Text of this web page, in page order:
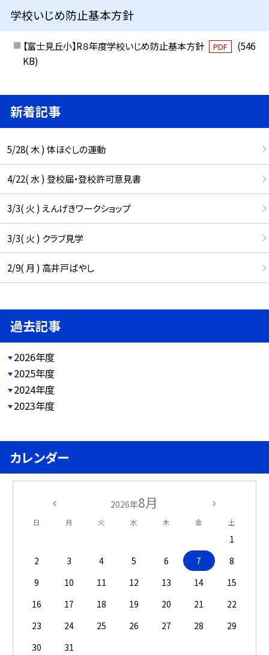
学校いじめ防止基本方針
【富士見丘小】R８年度学校いじめ防止基本方針 PDF
(546
KB)
新着記事
5/28( 木 ) 体ほぐしの運動
4/22( 水 ) 登校届・登校許可意見書
3/3( 火 ) えんげきワークショップ
3/3( 火 ) クラブ見学
2/9( 月 ) 高井戸ばやし
過去記事
2026年度
2025年度
2024年度
2023年度
カレンダー
2026年8月
日 月 火 水 木 金 土
1
2
3 4 5 6 7
8
9
10 11 12 13 14
15
16
17 18 19 20 21
22
23
24 25 26 27 28
29
30
31